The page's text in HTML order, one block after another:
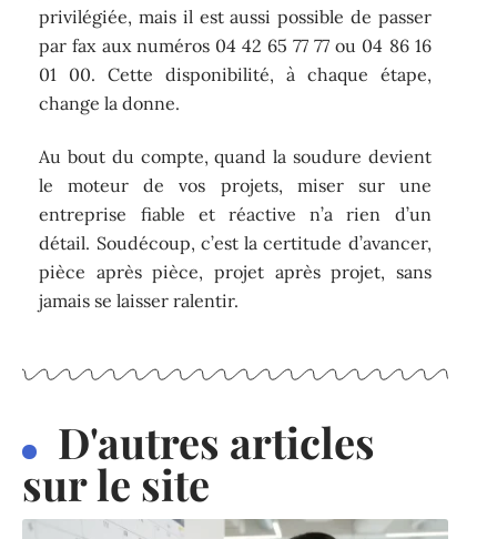
privilégiée, mais il est aussi possible de passer
par fax aux numéros 04 42 65 77 77 ou 04 86 16
01 00. Cette disponibilité, à chaque étape,
change la donne.
Au bout du compte, quand la soudure devient
le moteur de vos projets, miser sur une
entreprise fiable et réactive n’a rien d’un
détail. Soudécoup, c’est la certitude d’avancer,
pièce après pièce, projet après projet, sans
jamais se laisser ralentir.
D'autres articles
sur le site